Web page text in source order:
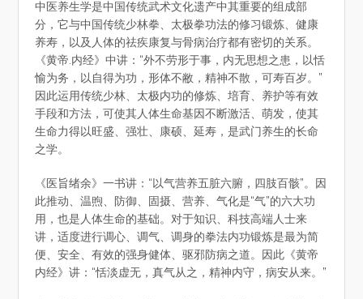
中医养生学是中国传统武术文化遗产中其重要的组成部
分，它与中国传统少林拳、太极拳功法的修习锻炼、健康
养寿，以及人体的祛疾康复与骨病治疗都有密切的关系。
《黄帝.内经》中讲：“外不劳形于事，内无思想之患，以恬
愉为务，以自得为功，形体不敝，精神不散，可寿百岁。”
因此运用传统少林、太极内功的修炼、培育、养护等有效
手段和方法，可使其人体生命基因不断激活、萌发，使其
生命力得以旺盛、强壮、康硕、延寿，是武门养生的长命
之学。
《医旨绪余》一书讲：“以气营养五脏六腑，四肢百骸”。因
此推动、温煦、防御、固摄、营养、气化是“气”的六大功
用，也是人体生命的基础。对于知识、科技高端人士来
讲，适度进行调心、调气、调身的拳法内功锻炼是最为简
便、安全、有效的强身健体、驱邪防病之道。因此《黄帝
内经》讲：“恬淡虚无，真气从之，精神内守，病安从来。”